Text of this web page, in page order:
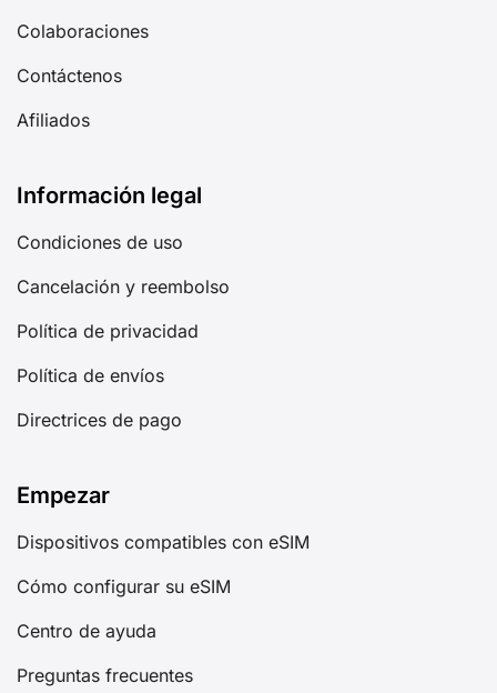
Colaboraciones
Contáctenos
Afiliados
Información legal
Condiciones de uso
Cancelación y reembolso
Política de privacidad
Política de envíos
Directrices de pago
Empezar
Dispositivos compatibles con eSIM
Cómo configurar su eSIM
Centro de ayuda
Preguntas frecuentes